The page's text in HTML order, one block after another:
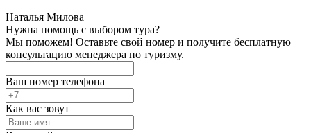
Наталья Милова
Нужна помощь с выбором тура?
Мы поможем! Оставьте свой номер и получите бесплатную
консультацию менеджера по туризму.
Ваш номер телефона
Как вас зовут